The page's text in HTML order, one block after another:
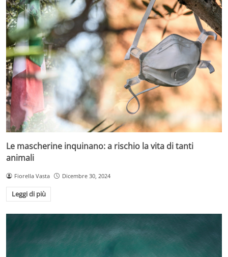
Le mascherine inquinano: a rischio la vita di tanti
animali
Fiorella Vasta Dicembre 30, 2024
Leggi di più